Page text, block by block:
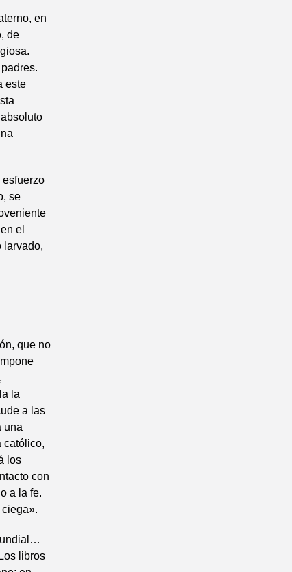
en
de
este
esfuerzo
se
el
larvado,
que no
la
a las
una
católico,
los
con
a la fe.
libros